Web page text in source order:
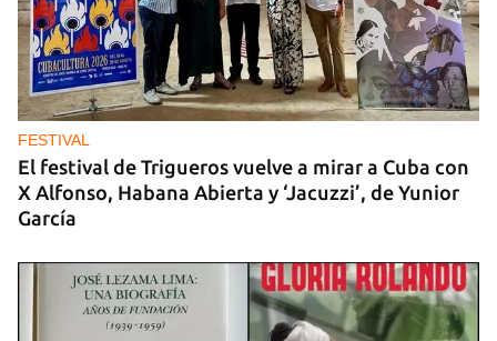
GASOLINA
En la Vía Blanca surgen puestos de venta de
gasolina en botellas de un litro
FESTIVAL
El festival de Trigueros vuelve a mirar a Cuba con
X Alfonso, Habana Abierta y ‘Jacuzzi’, de Yunior
García